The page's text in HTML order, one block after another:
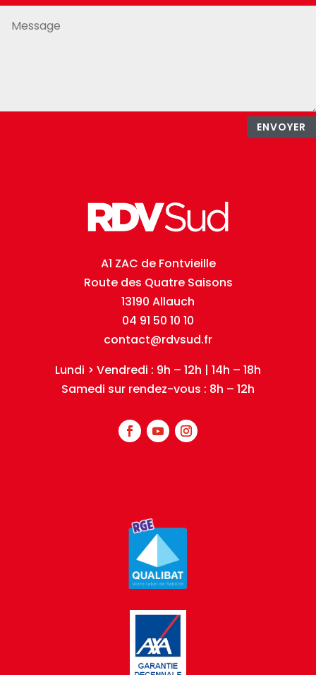
ENVOYER
A1 ZAC de Fontvieille
Route des Quatre Saisons
13190 Allauch
04 91 50 10 10
contact@rdvsud.fr
Lundi > Vendredi : 9h – 12h | 14h – 18h
Samedi sur rendez-vous : 8h – 12h